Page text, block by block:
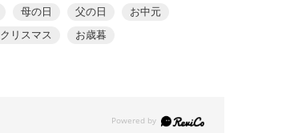
母の日 父の日
お中元
クリスマス お歳暮